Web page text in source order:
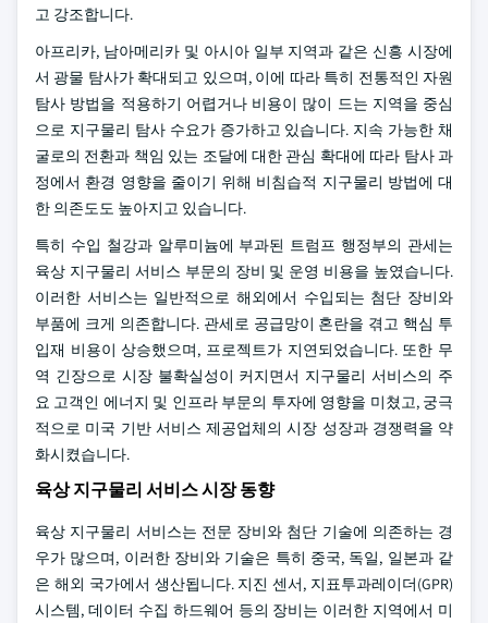
고 강조합니다.
아프리카, 남아메리카 및 아시아 일부 지역과 같은 신흥 시장에
서 광물 탐사가 확대되고 있으며, 이에 따라 특히 전통적인 자원
탐사 방법을 적용하기 어렵거나 비용이 많이 드는 지역을 중심
으로 지구물리 탐사 수요가 증가하고 있습니다. 지속 가능한 채
굴로의 전환과 책임 있는 조달에 대한 관심 확대에 따라 탐사 과
정에서 환경 영향을 줄이기 위해 비침습적 지구물리 방법에 대
한 의존도도 높아지고 있습니다.
특히 수입 철강과 알루미늄에 부과된 트럼프 행정부의 관세는
육상 지구물리 서비스 부문의 장비 및 운영 비용을 높였습니다.
이러한 서비스는 일반적으로 해외에서 수입되는 첨단 장비와
부품에 크게 의존합니다. 관세로 공급망이 혼란을 겪고 핵심 투
입재 비용이 상승했으며, 프로젝트가 지연되었습니다. 또한 무
역 긴장으로 시장 불확실성이 커지면서 지구물리 서비스의 주
요 고객인 에너지 및 인프라 부문의 투자에 영향을 미쳤고, 궁극
적으로 미국 기반 서비스 제공업체의 시장 성장과 경쟁력을 약
화시켰습니다.
육상 지구물리 서비스 시장 동향
육상 지구물리 서비스는 전문 장비와 첨단 기술에 의존하는 경
우가 많으며, 이러한 장비와 기술은 특히 중국, 독일, 일본과 같
은 해외 국가에서 생산됩니다. 지진 센서, 지표투과레이더(GPR)
시스템, 데이터 수집 하드웨어 등의 장비는 이러한 지역에서 미